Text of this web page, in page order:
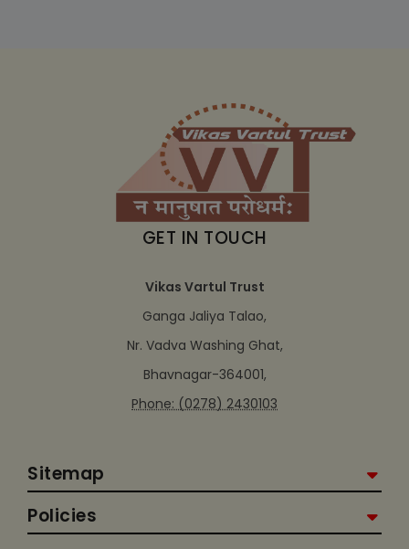
GET IN TOUCH
Vikas Vartul Trust
Ganga Jaliya Talao,
Nr. Vadva Washing Ghat,
Bhavnagar-364001,
Phone: (0278) 2430103
Sitemap
Policies